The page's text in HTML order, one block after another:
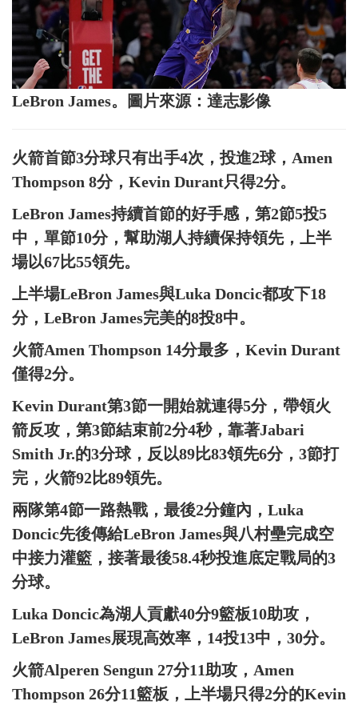
LeBron James。圖片來源：達志影像
火箭首節3分球只有出手4次，投進2球，Amen
Thompson 8分，Kevin Durant只得2分。
LeBron James持續首節的好手感，第2節5投5
中，單節10分，幫助湖人持續保持領先，上半
場以67比55領先。
上半場LeBron James與Luka Doncic都攻下18
分，LeBron James完美的8投8中。
火箭Amen Thompson 14分最多，Kevin Durant
僅得2分。
Kevin Durant第3節一開始就連得5分，帶領火
箭反攻，第3節結束前2分4秒，靠著Jabari
Smith Jr.的3分球，反以89比83領先6分，3節打
完，火箭92比89領先。
兩隊第4節一路熱戰，最後2分鐘內，Luka
Doncic先後傳給LeBron James與八村壘完成空
中接力灌籃，接著最後58.4秒投進底定戰局的3
分球。
Luka Doncic為湖人貢獻40分9籃板10助攻，
LeBron James展現高效率，14投13中，30分。
火箭Alperen Sengun 27分11助攻，Amen
Thompson 26分11籃板，上半場只得2分的Kevin